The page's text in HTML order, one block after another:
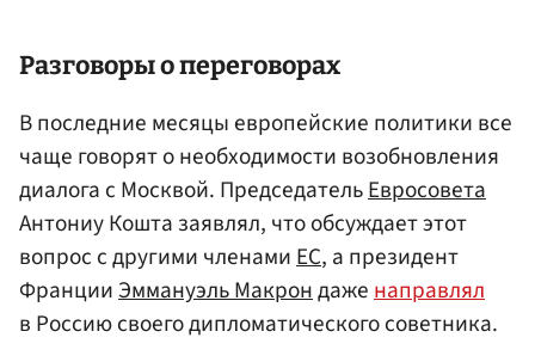
Разговоры о переговорах
В последние месяцы европейские политики все
чаще говорят о необходимости возобновления
диалога с Москвой. ПредседательЕвросовета
Антониу Кошта заявлял, что обсуждает этот
вопрос с другими членамиЕС, а президент
ФранцииЭммануэль Макрондаженаправлял
в Россию своего дипломатического советника.